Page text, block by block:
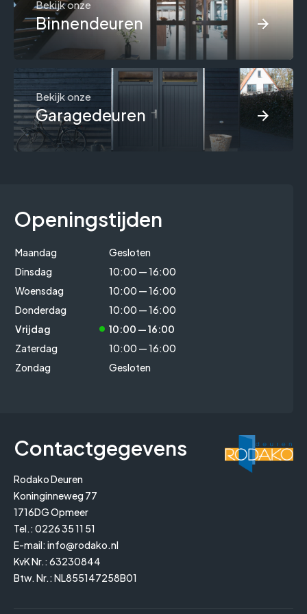
Bekijk onze
Binnendeuren
Bekijk onze
Garagedeuren
Openingstijden
Maandag
Gesloten
Dinsdag
10:00 — 16:00
Woensdag
10:00 — 16:00
Donderdag
10:00 — 16:00
Vrijdag
10:00 — 16:00
Zaterdag
10:00 — 16:00
Zondag
Gesloten
Contactgegevens
Rodako Deuren
Koninginneweg 77
1716DG Opmeer
Tel.: 0226 35 11 51
E-mail: info@rodako.nl
KvK Nr.: 63230844
Btw. Nr.: NL855147258B01